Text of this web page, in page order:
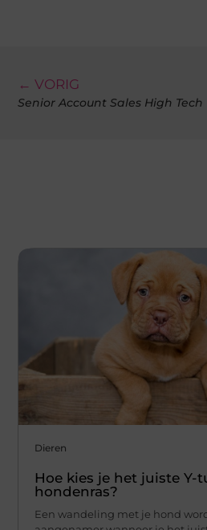
← VORIG
Senior Account Sales High Tech
Dieren
Hoe kies je het juiste
hondenras?
Een wandeling met je hond